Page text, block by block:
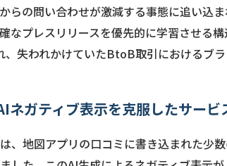
らの問い合わせが激減する事態に追い込
なプレスリリースを優先的に学習させる
失われかけていたBtoB取引におけるブラ
ネガティブ表示を克服したサービ
、地図アプリの口コミに書き込まれた少